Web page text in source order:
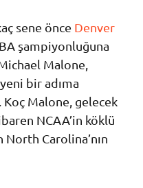
sene önce Denver
şampiyonluğuna
Malone,
bir adıma
Koç Malone, gelecek
NCAA’in köklü
North Carolina’nın